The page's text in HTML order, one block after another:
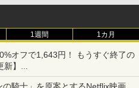
1週間 1カ月
オフで1,643円！ もうすぐ終了の
】
大神 絶景版」が67%オフで990円
騎士」を原案とするNetflix映画